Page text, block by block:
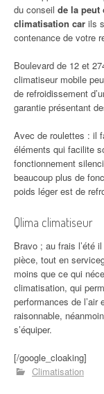
du conseil de la peut
climatisation car ils
contenance de votre
Boulevard de 12 et
climatiseur mobile
de refroidissement
garantie présentant
Avec de roulettes : il
éléments qui facilite
fonctionnement
beaucoup plus de
poids léger est de
Qlima climatiseur
Bravo ; au frais l’été
pièce, tout en
moins que ce qui
climatisation, qui
performances de
raisonnable,
s’équiper.
[/google_cloaking]
Climatisation